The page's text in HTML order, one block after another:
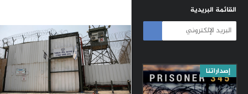
القائمة البريدية
إصداراتنا